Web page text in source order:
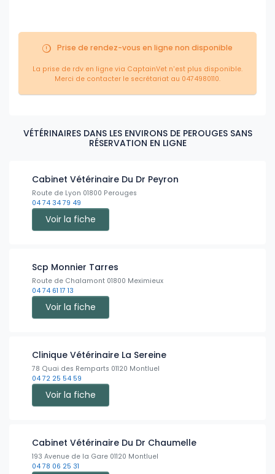
Prise de rendez-vous en ligne non disponible
La prise de rdv en ligne via CaptainVet n'est plus disponible.
Merci de contacter le secrétariat au 0474980110.
VÉTÉRINAIRES DANS LES ENVIRONS DE PEROUGES SANS
RÉSERVATION EN LIGNE
Cabinet Vétérinaire Du Dr Peyron
Route de Lyon 01800 Perouges
04 74 34 79 49
Voir la fiche
Scp Monnier Tarres
Route de Chalamont 01800 Meximieux
04 74 61 17 13
Voir la fiche
Clinique Vétérinaire La Sereine
78 Quai des Remparts 01120 Montluel
04 72 25 54 59
Voir la fiche
Cabinet Vétérinaire Du Dr Chaumelle
193 Avenue de la Gare 01120 Montluel
04 78 06 25 31